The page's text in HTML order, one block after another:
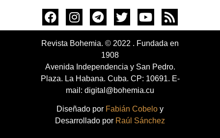
Revista Bohemia. © 2022 . Fundada en
1908
Avenida Independencia y San Pedro.
Plaza. La Habana. Cuba. CP: 10691. E-
mail: digital@bohemia.cu
Diseñado por Fabián Cobelo y
Desarrollado por Raúl Sánchez